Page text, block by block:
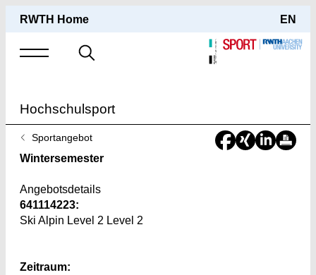
RWTH Home EN
Suche
Hochschulsport
Sie
sind
hier:
Sportangebot
Wintersemester
Angebotsdetails
641114223:
Ski Alpin Level 2 Level 2
Zeitraum: